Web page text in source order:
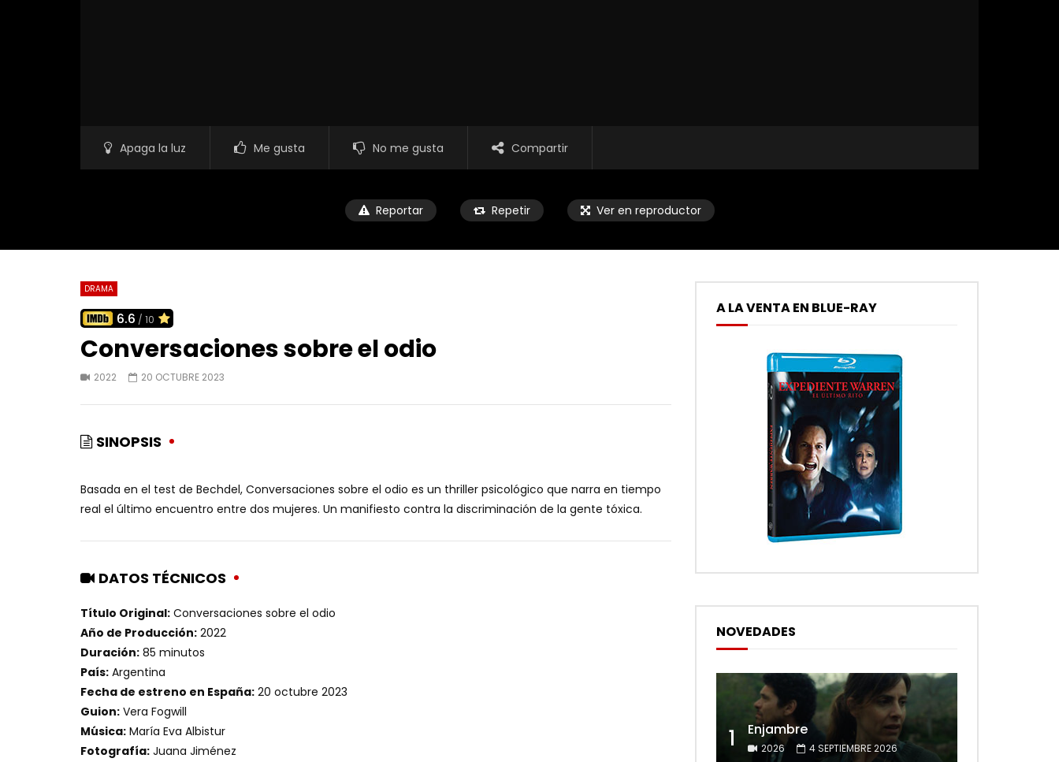
Apaga la luz Me gusta No me gusta Compartir
Reportar Repetir Ver en reproductor
DRAMA
6.6 / 10
Conversaciones sobre el odio
2022 20 OCTUBRE 2023
SINOPSIS
Basada en el test de Bechdel, Conversaciones sobre el odio es un thriller psicológico que narra en tiempo
real el último encuentro entre dos mujeres. Un manifiesto contra la discriminación de la gente tóxica.
DATOS TÉCNICOS
Título Original: Conversaciones sobre el odio
Año de Producción: 2022
Duración: 85 minutos
País: Argentina
Fecha de estreno en España: 20 octubre 2023
Guion: Vera Fogwill
Música: María Eva Albistur
Fotografía: Juana Jiménez
A LA VENTA EN BLUE-RAY
NOVEDADES
1 Enjambre
2026 4 SEPTIEMBRE 2026